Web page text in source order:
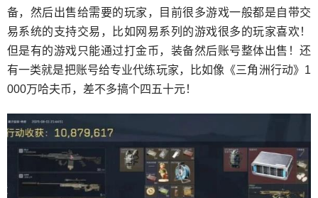
备，然后出售给需要的玩家，目前很多游戏一般都是自带交
易系统的支持交易，比如网易系列的游戏很多的玩家喜欢！
但是有的游戏只能通过打金币，装备然后账号整体出售！还
有一类就是把账号给专业代练玩家，比如像《三角洲行动》1
000万哈夫币，差不多搞个四五十元！